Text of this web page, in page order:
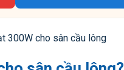
300W cho sân cầu lông